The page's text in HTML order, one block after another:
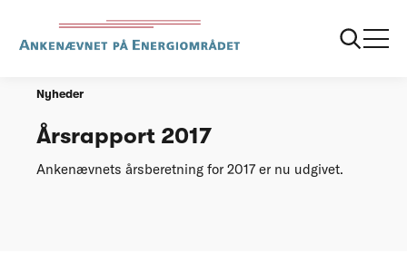
Årsrapport 2017
Nyheder
Årsrapport 2017
Ankenævnets årsberetning for 2017 er nu udgivet.